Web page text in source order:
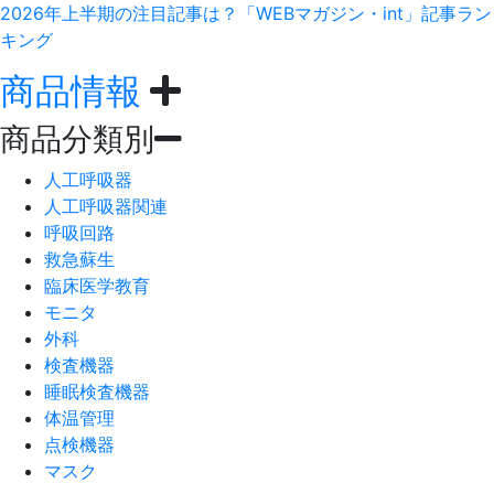
2026年上半期の注目記事は？「WEBマガジン・int」記事ラン
キング
商品情報
商品分類別
人工呼吸器
人工呼吸器関連
呼吸回路
救急蘇生
臨床医学教育
モニタ
外科
検査機器
睡眠検査機器
体温管理
点検機器
マスク